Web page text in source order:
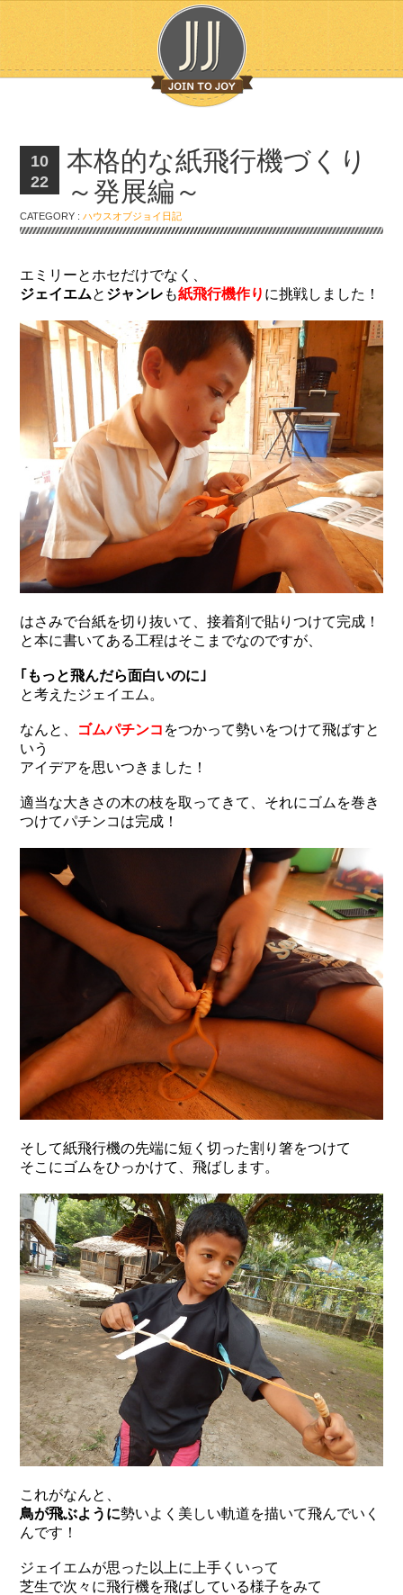
10
22
本格的な紙飛行機づくり
～発展編～
CATEGORY :ハウスオブジョイ日記
エミリーとホセだけでなく、
ジェイエムと ジャンレ も紙飛行機作り に挑戦しました！
はさみで台紙を切り抜いて、接着剤で貼りつけて完成！
と本に書いてある工程はそこまでなのですが、
｢もっと飛んだら面白いのに｣
と考えたジェイエム。
なんと、 ゴムパチンコ をつかって勢いをつけて飛ばすと
いう
アイデアを思いつきました！
適当な大きさの木の枝を取ってきて、それにゴムを巻き
つけてパチンコは完成！
そして紙飛行機の先端に短く切った割り箸をつけて
そこにゴムをひっかけて、飛ばします。
これがなんと、
鳥が飛ぶように勢いよく美しい軌道を描いて飛んでいく
んです！
ジェイエムが思った以上に上手くいって
芝生で次々に飛行機を飛ばしている様子をみて